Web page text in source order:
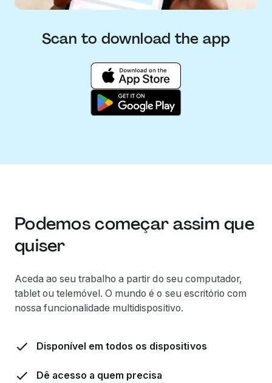
Scan to download the app
Podemos começar assim que
quiser
Aceda ao seu trabalho a partir do seu computador,
tablet ou telemóvel. O mundo é o seu escritório com
nossa funcionalidade multidispositivo.
Disponível em todos os dispositivos
Dê acesso a quem precisa